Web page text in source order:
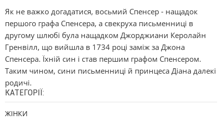
Як не важко догадатися, восьмий Спенсер - нащадок
першого графа Спенсера, а свекруха письменниці в
другому шлюбі була нащадком Джорджиани Керолайн
Гренвілл, що вийшла в 1734 році заміж за Джона
Спенсера. Їхній син і став першим графом Спенсером.
Таким чином, сини письменниці й принцеса Діана далекі
родичі.
КАТЕГОРІЇ:
ЖІНКИ